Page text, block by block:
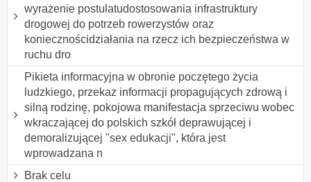
wyrażenie postulatudostosowania infrastruktury
drogowej do potrzeb rowerzystów oraz
koniecznościdziałania na rzecz ich bezpieczeństwa w
ruchu dro
Pikieta informacyjna w obronie poczętego życia
ludzkiego, przekaz informacji propagujących zdrową i
silną rodzinę, pokojowa manifestacja sprzeciwu wobec
wkraczającej do polskich szkół deprawującej i
demoralizującej "sex edukacji", która jest
wprowadzana n
Brak celu